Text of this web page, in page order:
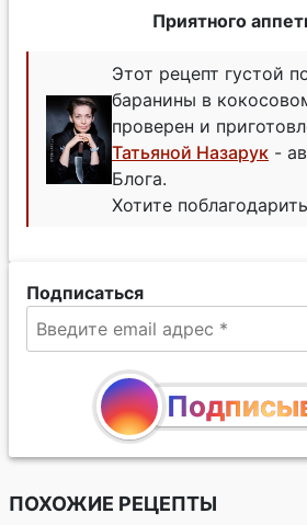
Приятного
Этот рецепт густой
баранины в
проверен и
Татьяной Назарук -
Блога.
Хотите
Подписаться
ПОХОЖИЕ РЕЦЕПТЫ